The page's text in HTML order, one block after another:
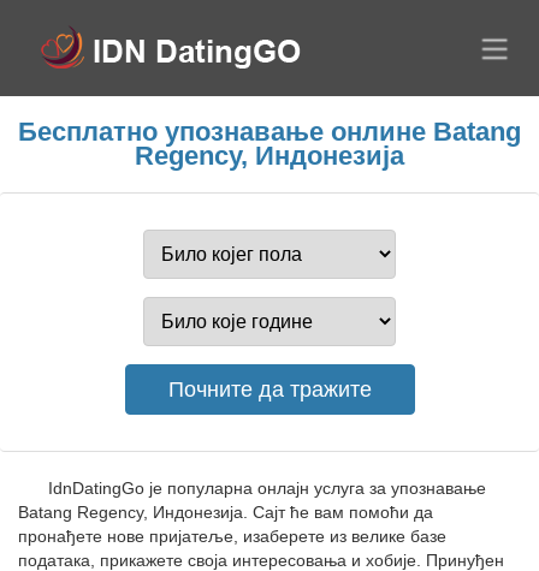
Бесплатно упознавање онлине Batang
Regency, Индонезија
IdnDatingGo је популарна онлајн услуга за упознавање
Batang Regency, Индонезија. Сајт ће вам помоћи да
пронађете нове пријатеље, изаберете из велике базе
података, прикажете своја интересовања и хобије. Принуђен